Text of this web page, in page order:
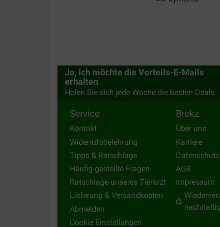
Ja, ich möchte die Vorteils-E-Mails
erhalten
Holen Sie sich jede Woche die besten Deals
Service
Kontakt
Widerrufsbelehrung
Tipps & Ratschlage
Häufig gestellte Fragen
Ratschlage unseres Tierarzt
Lieferung & Versandkosten
Abmelden
Cookie Einstellungen
Brekz
Über uns
Karriere
Datenschutz
AGB
Impressum
nachhaltig